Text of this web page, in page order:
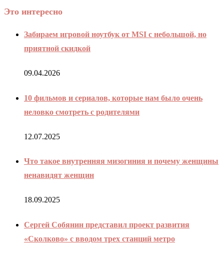
Это интересно
Забираем игровой ноутбук от MSI с небольшой, но
приятной скидкой
09.04.2026
10 фильмов и сериалов, которые нам было очень
неловко смотреть с родителями
12.07.2025
Что такое внутренняя мизогиния и почему женщины
ненавидят женщин
18.09.2025
Сергей Собянин представил проект развития
«Сколково» с вводом трех станций метро